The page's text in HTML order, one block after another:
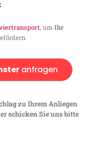
, um Ihr
anfragen
zu Ihrem Anliegen
schicken Sie uns bitte